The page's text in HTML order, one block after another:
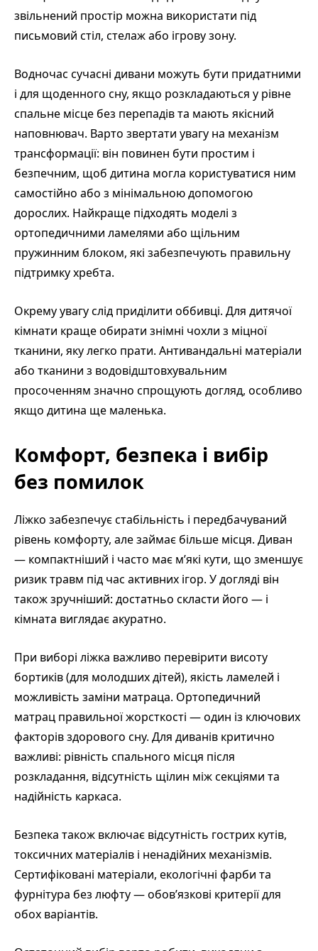
звільнений простір можна використати під
письмовий стіл, стелаж або ігрову зону.
Водночас сучасні дивани можуть бути придатними
і для щоденного сну, якщо розкладаються у рівне
спальне місце без перепадів та мають якісний
наповнювач. Варто звертати увагу на механізм
трансформації: він повинен бути простим і
безпечним, щоб дитина могла користуватися ним
самостійно або з мінімальною допомогою
дорослих. Найкраще підходять моделі з
ортопедичними ламелями або щільним
пружинним блоком, які забезпечують правильну
підтримку хребта.
Окрему увагу слід приділити оббивці. Для дитячої
кімнати краще обирати знімні чохли з міцної
тканини, яку легко прати. Антивандальні матеріали
або тканини з водовідштовхувальним
просоченням значно спрощують догляд, особливо
якщо дитина ще маленька.
Комфорт, безпека і вибір
без помилок
Ліжко забезпечує стабільність і передбачуваний
рівень комфорту, але займає більше місця. Диван
— компактніший і часто має м’які кути, що зменшує
ризик травм під час активних ігор. У догляді він
також зручніший: достатньо скласти його — і
кімната виглядає акуратно.
При виборі ліжка важливо перевірити висоту
бортиків (для молодших дітей), якість ламелей і
можливість заміни матраца. Ортопедичний
матрац правильної жорсткості — один із ключових
факторів здорового сну. Для диванів критично
важливі: рівність спального місця після
розкладання, відсутність щілин між секціями та
надійність каркаса.
Безпека також включає відсутність гострих кутів,
токсичних матеріалів і ненадійних механізмів.
Сертифіковані матеріали, екологічні фарби та
фурнітура без люфту — обов’язкові критерії для
обох варіантів.